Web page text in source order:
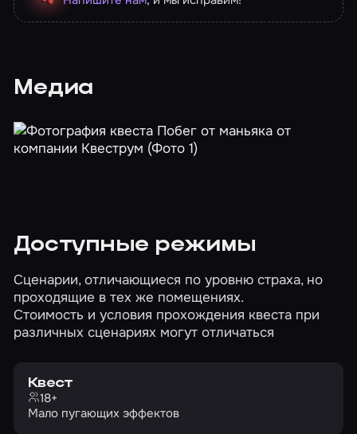
Медиа
Доступные режимы
Сценарии, отличающиеся по уровню страха, но
проходящие в тех же помещениях.
Стоимость и условия прохождения квеста при
различных сценариях могут отличаться
Квест
18+
Мало пугающих эффектов